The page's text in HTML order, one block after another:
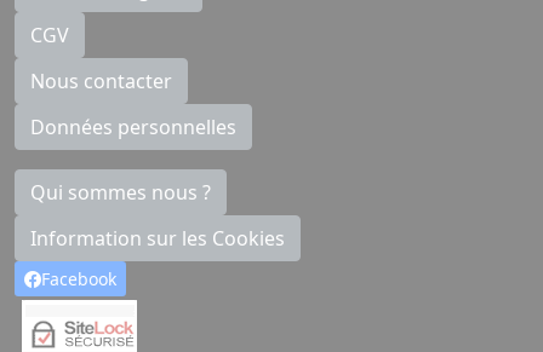
CGV
Nous contacter
Données personnelles
Qui sommes nous ?
Information sur les Cookies
Facebook